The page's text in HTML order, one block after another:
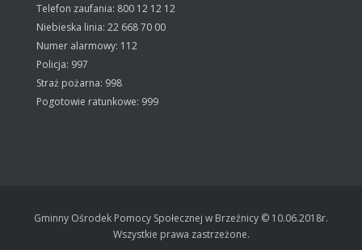
Telefon zaufania: 800 12 12 12
Niebieska linia: 22 668 70 00
Numer alarmowy: 112
Policja: 997
Straż pożarna: 998
Pogotowie ratunkowe: 999
Gminny Ośrodek Pomocy Społecznej w Brzeźnicy © 10.06.2018r.
Wszystkie prawa zastrzeżone.